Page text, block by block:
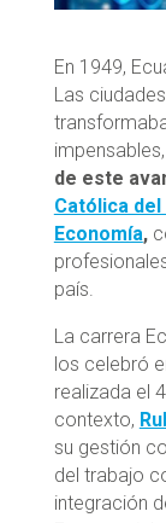
En 1949,
Las
de este
Católica del
Economía,
país.
La carrera
los celebró
realizada el
contexto,
su gestión
del trabajo
integración